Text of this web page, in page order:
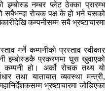
इम्बोस्ड नम्बर प्लेट ठेक्का प्रारम्भ
सबैभन्दा रोचक पक्ष के हो भने यसको
कम्पनीसम्म सबै भ्रष्टाचारमा
गर्ने कम्पनीको प्रस्ताव स्वीकार
इम्बोस्डकै प्रकरणमा घुस खुवाएको
कम्पनी हो। अर्को रोचक तथ्य यो
तथा यातायात व्यवस्था मन्त्री,
भ्रष्टाचारमा जोडिएका